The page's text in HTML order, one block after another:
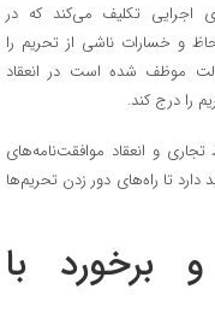
اجرایی تکلیف می‌کند که در
لحاظ و خسارات ناشی از تحریم را
در ماده ۵ لایحه، دولت موظف شده است در انعقاد
را درج کند.
روابط تجاری و انعقاد موافقت‌نامه‌های
تا راه‌های دور زدن تحریم‌ها
برخورد با